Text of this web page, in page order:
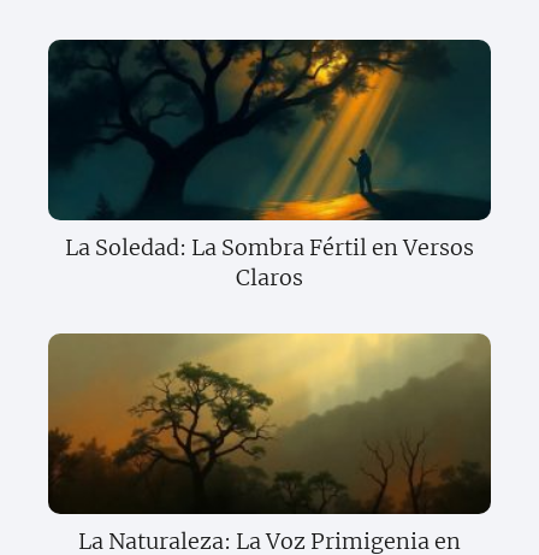
La Soledad: La Sombra Fértil en Versos
Claros
La Naturaleza: La Voz Primigenia en